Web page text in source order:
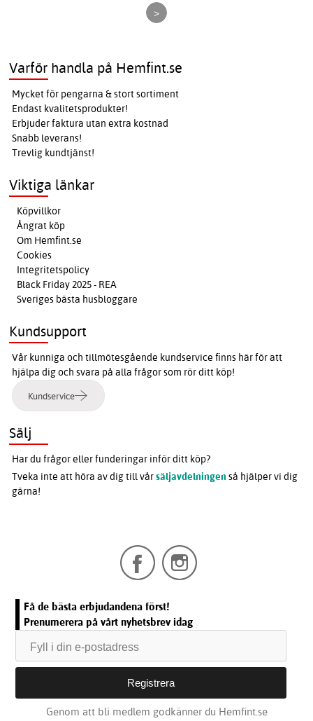
>
Varför handla på Hemfint.se
Mycket för pengarna & stort sortiment
Endast kvalitetsprodukter!
Erbjuder faktura utan extra kostnad
Snabb leverans!
Trevlig kundtjänst!
Viktiga länkar
Köpvillkor
Ångrat köp
Om Hemfint.se
Cookies
Integritetspolicy
Black Friday 2025 - REA
Sveriges bästa husbloggare
Kundsupport
Vår kunniga och tillmötesgående kundservice finns här för att
hjälpa dig och svara på alla frågor som rör ditt köp!
Kundservice
Sälj
Har du frågor eller funderingar inför ditt köp?
Tveka inte att höra av dig till vårsäljavdelningen så hjälper vi dig
gärna!
Få de bästa erbjudandena först!
Prenumerera på vårt nyhetsbrev idag
Genom att bli medlem godkänner du Hemfint.se